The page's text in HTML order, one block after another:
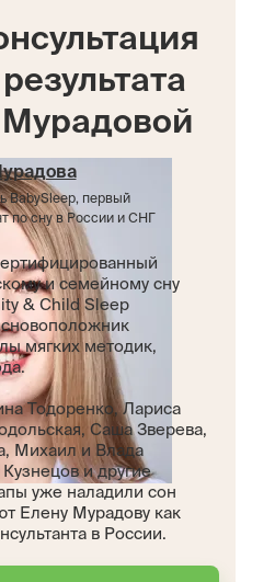
BabySleep, первый
по сну в России и СНГ
и семейному сну
& Child Sleep
мягких методик,
Тодоренко, Лариса
Саша Зверева,
Михаил и Влада
и другие
уже наладили сон
Елену Мурадову как
в России.